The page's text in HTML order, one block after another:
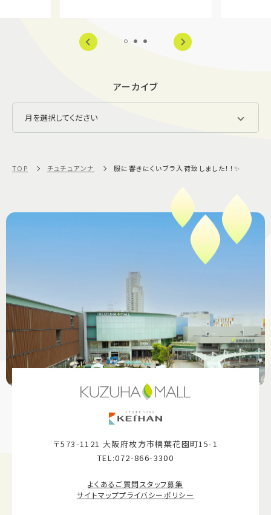
アーカイブ
TOP チュチュアンナ 服に響きにくいブラ入荷致しました！！✨
〒573-1121 大阪府枚方市楠葉花園町15-1
TEL:072-866-3300
よくあるご質問スタッフ募集
サイトマッププライバシーポリシー